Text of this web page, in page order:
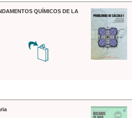
QUÍMICOS DE LA